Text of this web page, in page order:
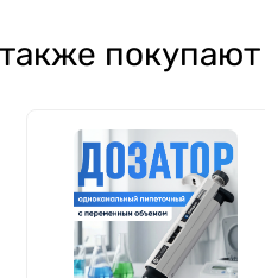
стерильная,покупают